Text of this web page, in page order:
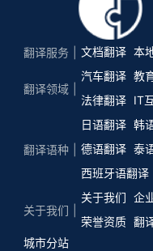
翻译服务 文档翻译 本
翻译领域
汽车翻译 教
法律翻译
IT
翻译语种
日语翻译 韩
德语翻译 泰
西班牙语翻译
关于我们
关于我们 企
荣誉资质 翻
城市分站